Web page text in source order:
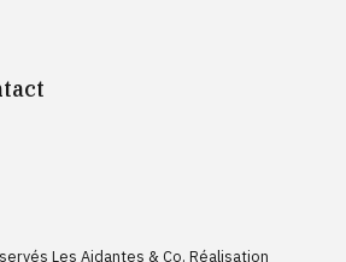
Les Aidantes & Co. Réalisation